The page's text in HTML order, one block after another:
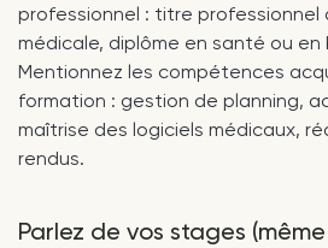
professionnel : titre professionnel
médicale, diplôme en santé ou
Mentionnez les compétences
formation : gestion de planning,
maîtrise des logiciels médicaux,
rendus.
Parlez de vos stages